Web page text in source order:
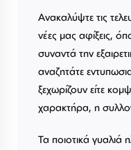
Ανακαλύψτε τις
νέες μας αφίξεις,
συναντά την
αναζητάτε
ξεχωρίζουν είτε
χαρακτήρα, η
Τα ποιοτικά γυαλιά